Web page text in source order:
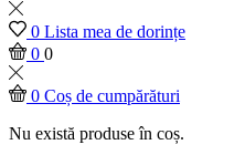
0 Lista mea de dorințe
0 0
0 Coș de cumpărături
Nu există produse în coș.